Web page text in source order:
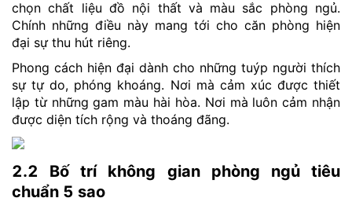
chọn chất liệu đồ nội thất và màu sắc phòng ngủ.
Chính những điều này mang tới cho căn phòng hiện
đại sự thu hút riêng.
Phong cách hiện đại dành cho những tuýp người thích
sự tự do, phóng khoáng. Nơi mà cảm xúc được thiết
lập từ những gam màu hài hòa. Nơi mà luôn cảm nhận
được diện tích rộng và thoáng đãng.
2.2 Bố trí không gian phòng ngủ tiêu
chuẩn 5 sao